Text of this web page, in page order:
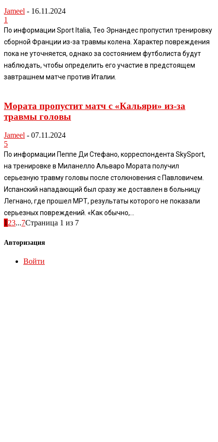
Jameel - 16.11.2024
1
По информации Sport Italia, Тео Эрнандес пропустил тренировку
сборной Франции из-за травмы колена. Характер повреждения
пока не уточняется, однако за состоянием футболиста будут
наблюдать, чтобы определить его участие в предстоящем
завтрашнем матче против Италии.
Мората пропустит матч с «Кальяри» из-за
травмы головы
Jameel - 07.11.2024
5
По информации Пеппе Ди Стефано, корреспондента SkySport,
на тренировке в Миланелло Альваро Мората получил
серьезную травму головы после столкновения с Павловичем.
Испанский нападающий был сразу же доставлен в больницу
Легнано, где прошел МРТ, результаты которого не показали
серьезных повреждений. «Как обычно,...
123...7Страница 1 из 7
Авторизация
Войти